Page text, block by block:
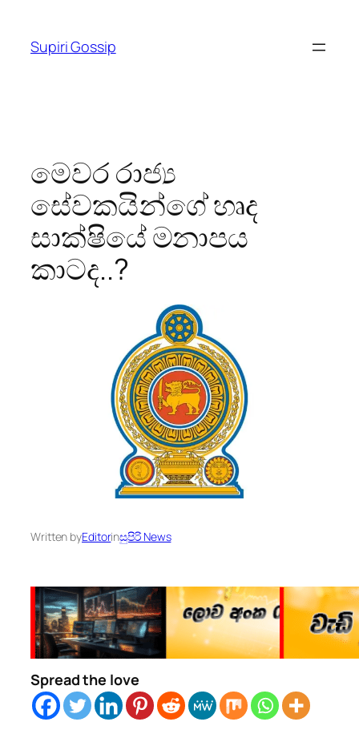
content
Supiri Gossip
මෙවර රාජ්‍ය
සේවකයින්ගේ හෘද
සාක්ෂියේ මනාපය
කාටද..?
Written byEditorinසුපිරි News
Spread the love